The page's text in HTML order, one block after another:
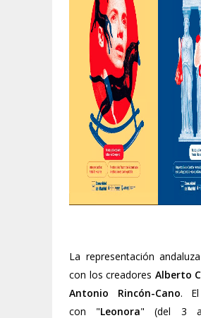
La representación
con los creadores Alberto
Antonio Rincón-Cano.
con "Leonora" (del 3